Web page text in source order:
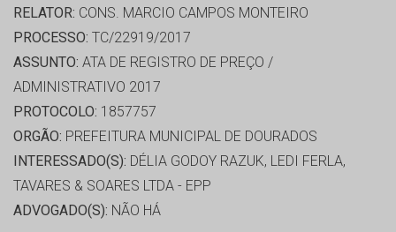
RELATOR: CONS. MARCIO CAMPOS MONTEIRO
PROCESSO: TC/22919/2017
ASSUNTO: ATA DE REGISTRO DE PREÇO /
ADMINISTRATIVO 2017
PROTOCOLO: 1857757
ORGÃO: PREFEITURA MUNICIPAL DE DOURADOS
INTERESSADO(S): DÉLIA GODOY RAZUK, LEDI FERLA,
TAVARES & SOARES LTDA - EPP
ADVOGADO(S): NÃO HÁ